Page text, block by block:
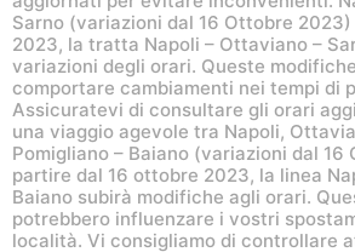
Sarno (variazioni dal 16 Ottobre
2023, la tratta Napoli – Ottaviano –
variazioni degli orari. Queste
comportare cambiamenti nei tempi di
Assicuratevi di consultare gli orari
una viaggio agevole tra Napoli,
Pomigliano – Baiano (variazioni dal 16
partire dal 16 ottobre 2023, la linea
Baiano subirà modifiche agli orari.
potrebbero influenzare i vostri
località. Vi consigliamo di controllare